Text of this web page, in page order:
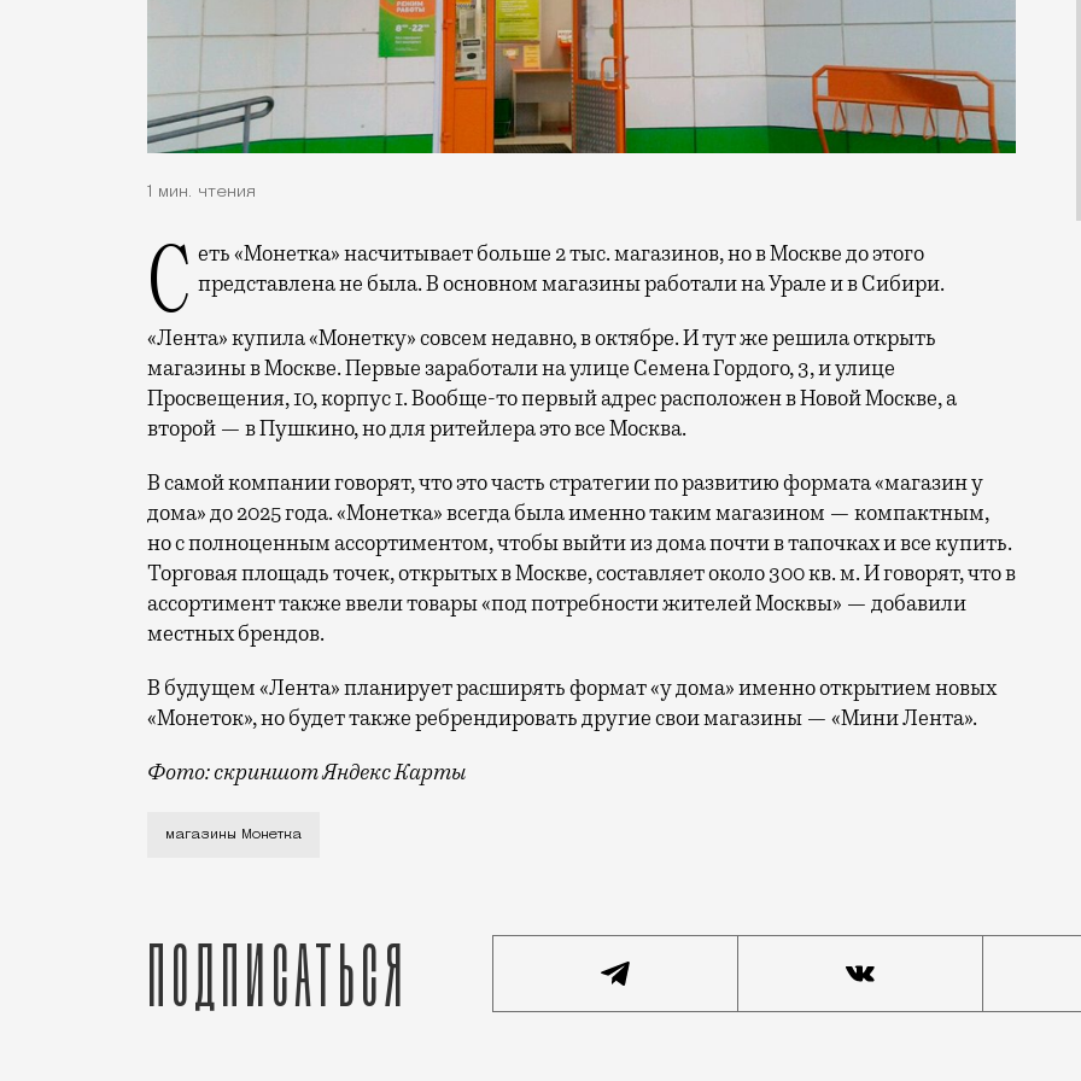
1 мин. чтения
Сеть «Монетка» насчитывает больше 2 тыс. магазинов, но в Москве до этого представлена не была. В основном магазины работали на Урале и в Сибири.
«Лента» купила «Монетку» совсем недавно, в октябре. И тут же решила открыть
магазины в Москве. Первые заработали на улице Семена Гордого, 3, и улице
Просвещения, 10, корпус 1. Вообще-то первый адрес расположен в Новой Москве, а
второй — в Пушкино, но для ритейлера это все Москва.
В самой компании говорят, что это часть стратегии по развитию формата «магазин у
дома» до 2025 года. «Монетка» всегда была именно таким магазином — компактным,
но с полноценным ассортиментом, чтобы выйти из дома почти в тапочках и все купить.
Торговая площадь точек, открытых в Москве, составляет около 300 кв. м. И говорят, что в
ассортимент также ввели товары «под потребности жителей Москвы» — добавили
местных брендов.
В будущем «Лента» планирует расширять формат «у дома» именно открытием новых
«Монеток», но будет также ребрендировать другие свои магазины — «Мини Лента».
Фото: скриншот Яндекс Карты
Сеть «Монетка» насчитывает больше 2 тыс. магазинов, но в Москве до этого
магазины Монетка
Подписаться